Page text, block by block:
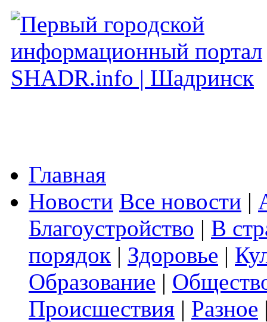
Главная
Новости Все новости |
Благоустройство | В
порядок | Здоровье |
Образование |
Происшествия | Разное